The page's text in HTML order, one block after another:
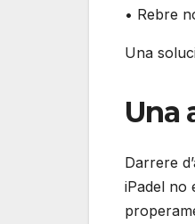
• Rebre
Una
Una
Darrere
iPadel no